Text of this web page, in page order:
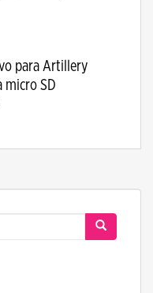
para Artillery
micro SD